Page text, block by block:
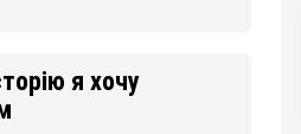
я хочу